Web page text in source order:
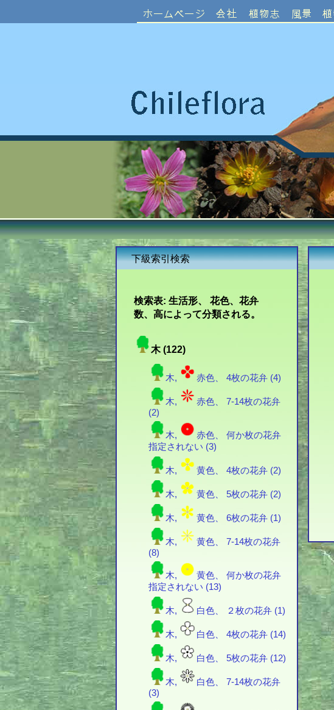
下級索引検索
検索表: 生活形、 花色、花弁
数、高によって分類される。
木 (122)
木, 赤色、 4枚の花弁 (4)
木,
赤色、 7-14枚の花弁
(2)
木,
赤色、 何か枚の花弁
指定されない (3)
木, 黄色、 4枚の花弁 (2)
木, 黄色、 5枚の花弁 (2)
木, 黄色、 6枚の花弁 (1)
木,
黄色、 7-14枚の花弁
(8)
木,
黄色、 何か枚の花弁
指定されない (13)
木, 白色、 ２枚の花弁 (1)
木, 白色、 4枚の花弁 (14)
木, 白色、 5枚の花弁 (12)
木,
白色、 7-14枚の花弁
(3)